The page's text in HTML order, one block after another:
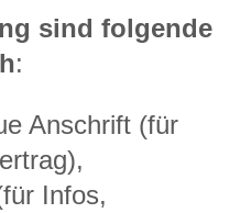
sind folgende
:
Anschrift (für
Infos,